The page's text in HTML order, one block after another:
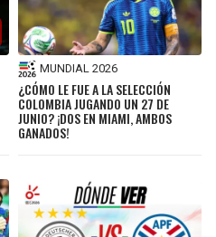
MUNDIAL 2026
¿CÓMO LE FUE A LA SELECCIÓN
COLOMBIA JUGANDO UN 27 DE
JUNIO? ¡DOS EN MIAMI, AMBOS
GANADOS!